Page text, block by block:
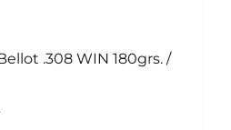
.308 WIN 180grs. /